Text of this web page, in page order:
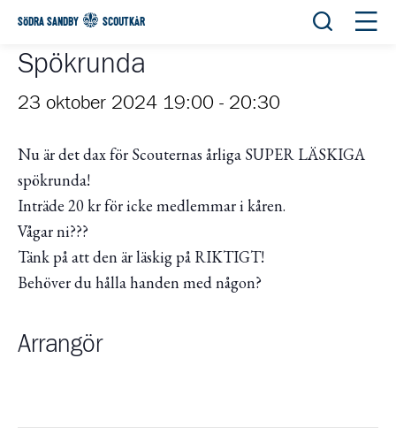
SÖDRA SANDBY SCOUTKÅR Öppna
Spökrunda
23 oktober 2024 19:00 - 20:30
Nu är det dax för Scouternas årliga SUPER LÄSKIGA
spökrunda!
Inträde 20 kr för icke medlemmar i kåren.
Vågar ni???
Tänk på att den är läskig på RIKTIGT!
Behöver du hålla handen med någon?
Arrangör